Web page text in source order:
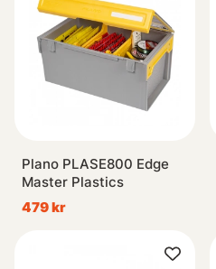
Plano PLASE800 Edge
Master Plastics
479 kr